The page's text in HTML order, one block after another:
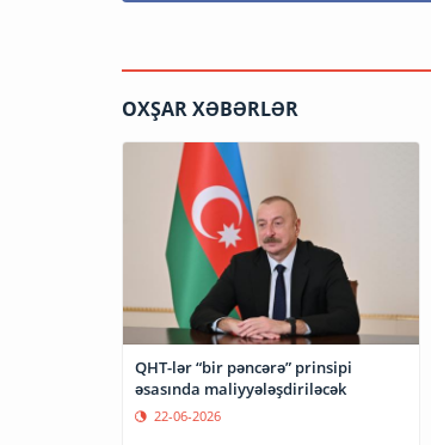
OXŞAR XƏBƏRLƏR
QHT-lər “bir pəncərə” prinsipi
əsasında maliyyələşdiriləcək
22-06-2026